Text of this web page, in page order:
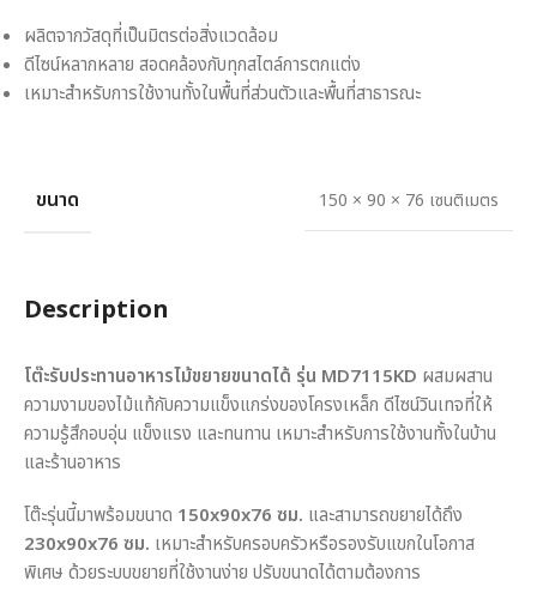
ผลิตจากวัสดุที่เป็นมิตรต่อสิ่งแวดล้อม
ดีไซน์หลากหลาย สอดคล้องกับทุกสไตล์การตกแต่ง
เหมาะสำหรับการใช้งานทั้งในพื้นที่ส่วนตัวและพื้นที่สาธารณะ
ขนาด 150 × 90 × 76 เซนติเมตร
Description
โต๊ะรับประทานอาหารไม้ขยายขนาดได้ รุ่น MD7115KD ผสมผสาน
ความงามของไม้แท้กับความแข็งแกร่งของโครงเหล็ก ดีไซน์วินเทจที่ให้
ความรู้สึกอบอุ่น แข็งแรง และทนทาน เหมาะสำหรับการใช้งานทั้งในบ้าน
และร้านอาหาร
โต๊ะรุ่นนี้มาพร้อมขนาด 150x90x76 ซม. และสามารถขยายได้ถึง
230x90x76 ซม. เหมาะสำหรับครอบครัวหรือรองรับแขกในโอกาส
พิเศษ ด้วยระบบขยายที่ใช้งานง่าย ปรับขนาดได้ตามต้องการ